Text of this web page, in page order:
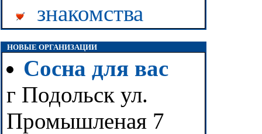
знакомства
НОВЫЕ ОРГАНИЗАЦИИ
Сосна для вас
г Подольск ул.
Промышленая 7